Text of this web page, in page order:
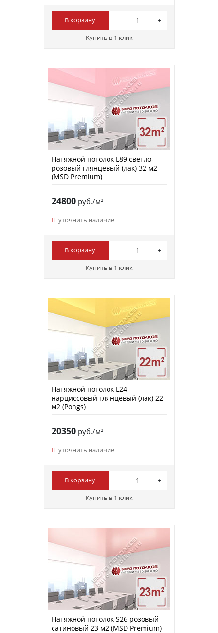
В корзину
Купить в 1 клик
Натяжной потолок L89 светло-
розовый глянцевый (лак) 32 м2
(MSD Premium)
24800руб./м²
уточнить наличие
В корзину
Купить в 1 клик
Натяжной потолок L24
нарциссовый глянцевый (лак) 22
м2 (Pongs)
20350руб./м²
уточнить наличие
В корзину
Купить в 1 клик
Натяжной потолок S26 розовый
сатиновый 23 м2 (MSD Premium)